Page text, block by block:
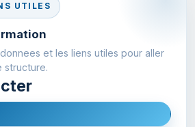
UTILES
et les liens utiles pour aller
structure.